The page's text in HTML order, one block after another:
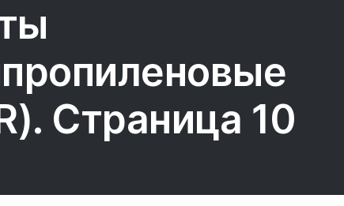
Страница 10